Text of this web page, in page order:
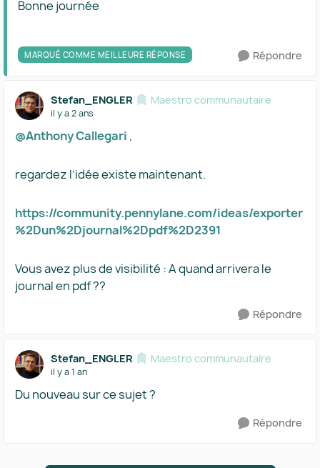
Bonne journée
MARQUÉ COMME MEILLEURE RÉPONSE Répondre
Stefan_ENGLER Maestro communautaire
il y a 2 ans
@Anthony Callegari ,
regardez l’idée existe maintenant.
https://community.pennylane.com/ideas/exporter
%2Dun%2Djournal%2Dpdf%2D2391
Vous avez plus de visibilité : A quand arrivera le
journal en pdf ??
Répondre
Stefan_ENGLER Maestro communautaire
il y a 1 an
Du nouveau sur ce sujet ?
Répondre